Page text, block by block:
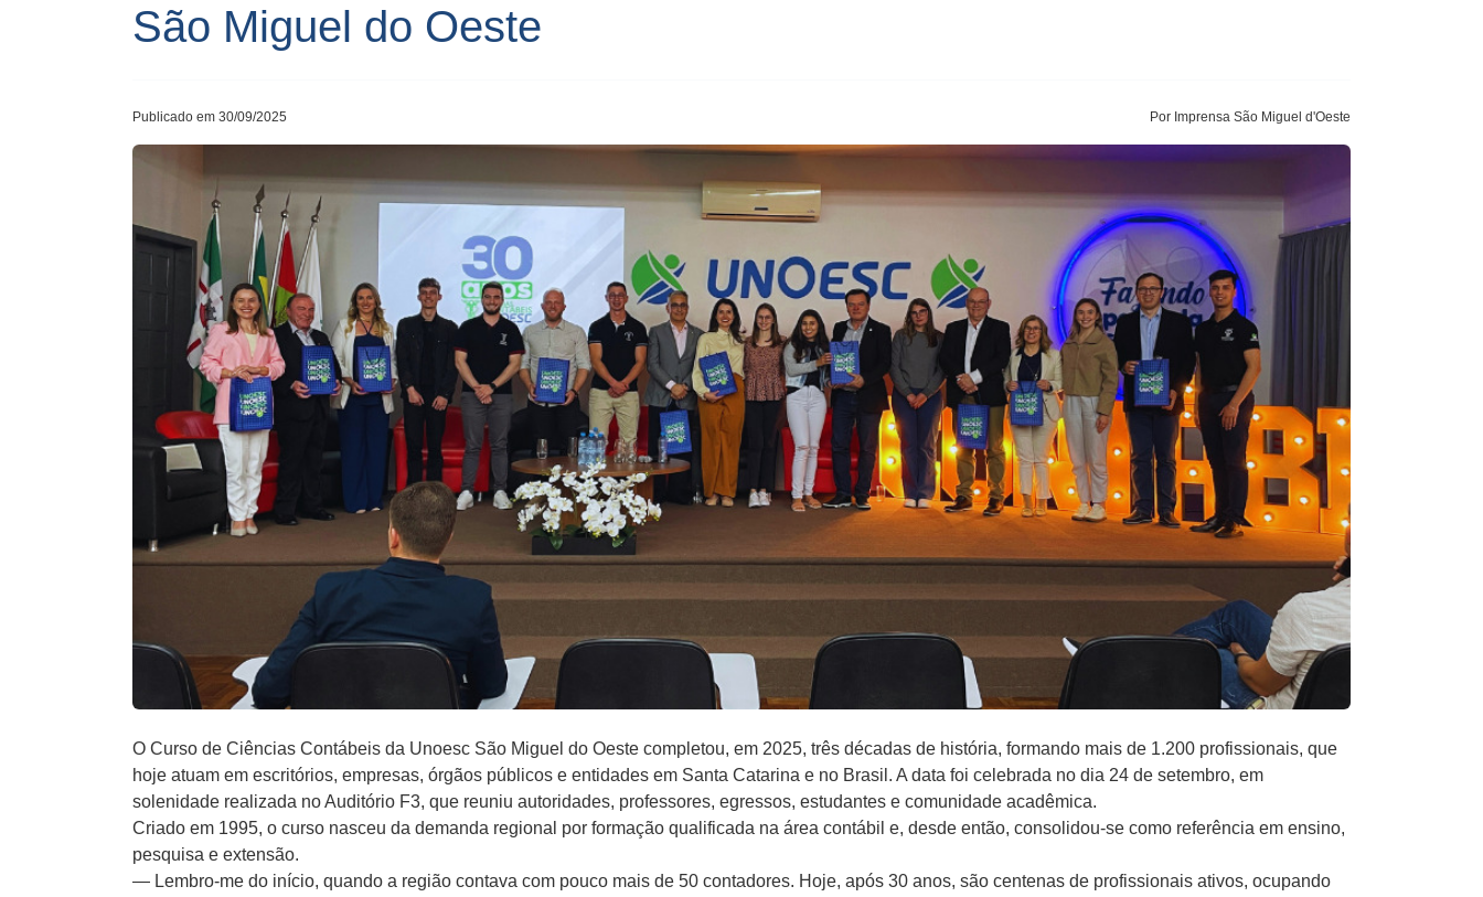
São Miguel do Oeste
Publicado em 30/09/2025 Por Imprensa São Miguel d'Oeste
O Curso de Ciências Contábeis da Unoesc São Miguel do Oeste completou, em 2025, três décadas de história, formando mais de 1.200 profissionais, que
hoje atuam em escritórios, empresas, órgãos públicos e entidades em Santa Catarina e no Brasil. A data foi celebrada no dia 24 de setembro, em
solenidade realizada no Auditório F3, que reuniu autoridades, professores, egressos, estudantes e comunidade acadêmica.
Criado em 1995, o curso nasceu da demanda regional por formação qualificada na área contábil e, desde então, consolidou-se como referência em ensino,
pesquisa e extensão.
— Lembro-me do início, quando a região contava com pouco mais de 50 contadores. Hoje, após 30 anos, são centenas de profissionais ativos, ocupando